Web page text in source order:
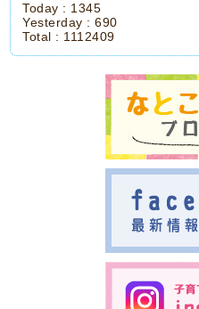
Today : 1345
Yesterday :690
Total : 1112409